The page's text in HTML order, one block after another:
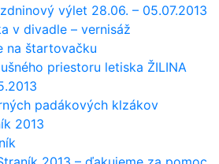
výlet 28.06. – 05.07.2013
v divadle – vernisáž
na štartovačku
priestoru letiska ŽILINA
padákových klzákov
2013